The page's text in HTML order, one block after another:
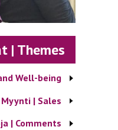
| Themes
Well-being
Myynti | Sales
| Comments